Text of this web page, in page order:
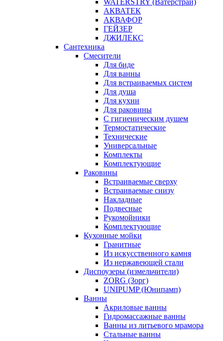
WATERSTRY (Ватерстрай)
АКВАТЕК
АКВАФОР
ГЕЙЗЕР
ДЖИЛЕКС
Сантехника
Смесители
Для биде
Для ванны
Для встраиваемых систем
Для душа
Для кухни
Для раковины
С гигиеническим душем
Термостатические
Технические
Универсальные
Комплекты
Комплектующие
Раковины
Встраиваемые сверху
Встраиваемые снизу
Накладные
Подвесные
Рукомойники
Комплектующие
Кухонные мойки
Гранитные
Из искусственного камня
Из нержавеющей стали
Диспоузеры (измельчители)
ZORG (Зорг)
UNIPUMP (Юнипамп)
Ванны
Акриловые ванны
Гидромассажные ванны
Ванны из литьевого мрамора
Стальные ванны